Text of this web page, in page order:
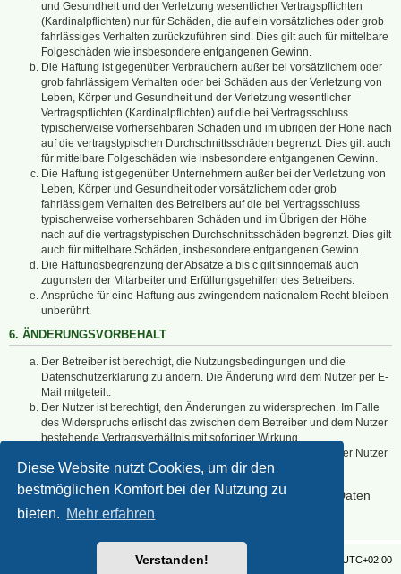
Diese Website nutzt Cookies, um dir den
bestmöglichen Komfort bei der Nutzung zu
bieten. Mehr erfahren
Verstanden!
und Gesundheit und der Verletzung wesentlicher Vertragspflichten
(Kardinalpflichten) nur für Schäden, die auf ein vorsätzliches oder grob
fahrlässiges Verhalten zurückzuführen sind. Dies gilt auch für mittelbare
Folgeschäden wie insbesondere entgangenen Gewinn.
Die Haftung ist gegenüber Verbrauchern außer bei vorsätzlichem oder
grob fahrlässigem Verhalten oder bei Schäden aus der Verletzung von
Leben, Körper und Gesundheit und der Verletzung wesentlicher
Vertragspflichten (Kardinalpflichten) auf die bei Vertragsschluss
typischerweise vorhersehbaren Schäden und im übrigen der Höhe nach
auf die vertragstypischen Durchschnittsschäden begrenzt. Dies gilt auch
für mittelbare Folgeschäden wie insbesondere entgangenen Gewinn.
Die Haftung ist gegenüber Unternehmern außer bei der Verletzung von
Leben, Körper und Gesundheit oder vorsätzlichem oder grob
fahrlässigem Verhalten des Betreibers auf die bei Vertragsschluss
typischerweise vorhersehbaren Schäden und im Übrigen der Höhe
nach auf die vertragstypischen Durchschnittsschäden begrenzt. Dies gilt
auch für mittelbare Schäden, insbesondere entgangenen Gewinn.
Die Haftungsbegrenzung der Absätze a bis c gilt sinngemäß auch
zugunsten der Mitarbeiter und Erfüllungsgehilfen des Betreibers.
Ansprüche für eine Haftung aus zwingendem nationalem Recht bleiben
unberührt.
6. ÄNDERUNGSVORBEHALT
Der Betreiber ist berechtigt, die Nutzungsbedingungen und die
Datenschutzerklärung zu ändern. Die Änderung wird dem Nutzer per E-
Mail mitgeteilt.
Der Nutzer ist berechtigt, den Änderungen zu widersprechen. Im Falle
des Widerspruchs erlischt das zwischen dem Betreiber und dem Nutzer
bestehende Vertragsverhältnis mit sofortiger Wirkung.
Die Änderungen gelten als anerkannt und verbindlich, wenn der Nutzer
den Änderungen zugestimmt hat.
Informationen über den Umgang mit deinen persönlichen Daten
sind in der Datenschutzerklärung enthalten.
UTC+02:00